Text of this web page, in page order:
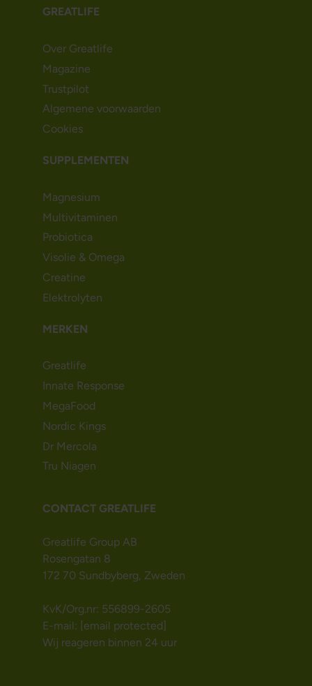
GREATLIFE
Over Greatlife
Magazine
Trustpilot
Algemene voorwaarden
Cookies
SUPPLEMENTEN
Magnesium
Multivitaminen
Probiotica
Visolie & Omega
Creatine
Elektrolyten
MERKEN
Greatlife
Innate Response
MegaFood
Nordic Kings
Dr Mercola
Tru Niagen
CONTACT GREATLIFE
Greatlife Group AB
Rosengatan 8
172 70 Sundbyberg, Zweden
KvK/Org.nr: 556899-2605
E-mail: [email protected]
Wij reageren binnen 24 uur